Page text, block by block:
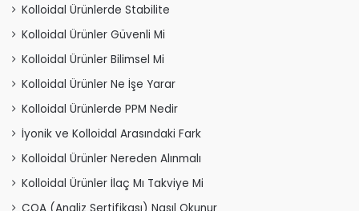
Kolloidal Ürünlerde Stabilite
Kolloidal Ürünler Güvenli Mi
Kolloidal Ürünler Bilimsel Mi
Kolloidal Ürünler Ne İşe Yarar
Kolloidal Ürünlerde PPM Nedir
İyonik ve Kolloidal Arasındaki Fark
Kolloidal Ürünler Nereden Alınmalı
Kolloidal Ürünler İlaç Mı Takviye Mi